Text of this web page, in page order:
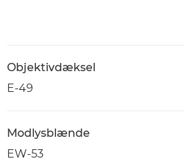
Objektivdæksel
E-49
Modlysblænde
EW-53